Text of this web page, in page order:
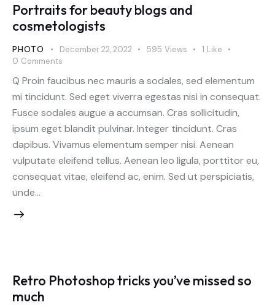
Portraits for beauty blogs and
cosmetologists
PHOTO December 22, 2022 595 Views 1 Like
0 Comments
Q Proin faucibus nec mauris a sodales, sed elementum
mi tincidunt. Sed eget viverra egestas nisi in consequat.
Fusce sodales augue a accumsan. Cras sollicitudin,
ipsum eget blandit pulvinar. Integer tincidunt. Cras
dapibus. Vivamus elementum semper nisi. Aenean
vulputate eleifend tellus. Aenean leo ligula, porttitor eu,
consequat vitae, eleifend ac, enim. Sed ut perspiciatis,
unde…
Retro Photoshop tricks you’ve missed so
much